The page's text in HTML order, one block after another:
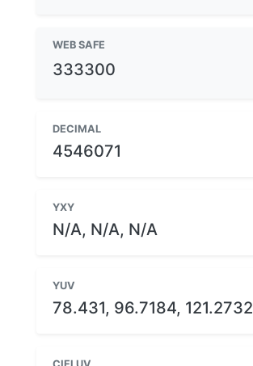
WEB SAFE
333300
DECIMAL
4546071
YXY
N/A, N/A, N/A
YUV
78.431, 96.7184, 121.2732
CIELUV